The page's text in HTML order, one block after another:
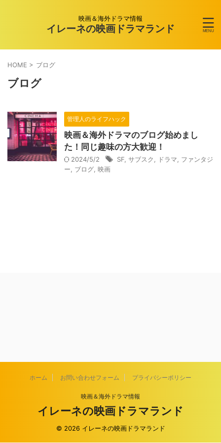
映画＆海外ドラマ情報
イレーネの映画ドラマランド
HOME > ブログ
ブログ
管理人のライフハック
映画＆海外ドラマのブログ始めまし
た！同じ趣味の方大歓迎！
2024/5/2 SF サブスク ドラマ
ファンタジ
ー
ブログ 映画
ホーム お問い合わせフォーム プライバシーポリシー
映画＆海外ドラマ情報
イレーネの映画ドラマランド
© 2026 イレーネの映画ドラマランド